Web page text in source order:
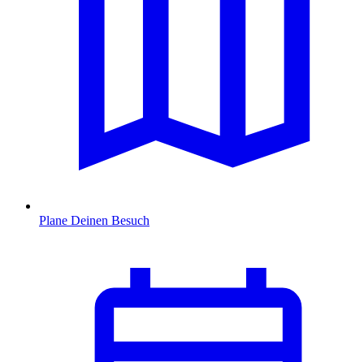
Plane Deinen Besuch